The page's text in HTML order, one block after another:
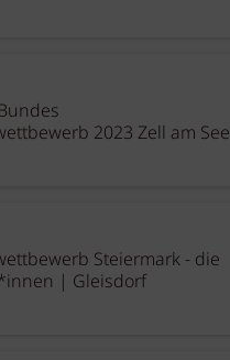
2023 Zell am See
Steiermark - die
| Gleisdorf